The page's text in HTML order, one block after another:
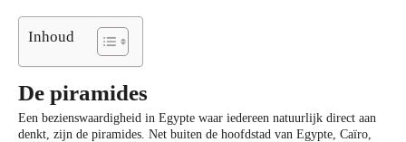
Inhoud
De piramides
Een bezienswaardigheid in Egypte waar iedereen natuurlijk direct aan
denkt, zijn de piramides. Net buiten de hoofdstad van Egypte, Caïro,